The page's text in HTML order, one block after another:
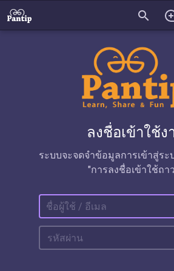
search
ลงชื่อเข้าใช้ง
ระบบจะจดจำข้อมูลการเข้าสู่ร
"การลงชื่อเข้าใช้ถา